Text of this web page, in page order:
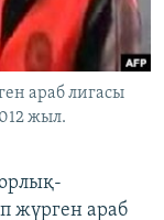
араб лигасы
жыл.
жүрген араб